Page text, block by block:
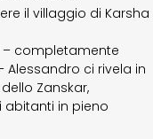
il villaggio di Karsha
– completamente
ci rivela in
Zanskar,
in pieno